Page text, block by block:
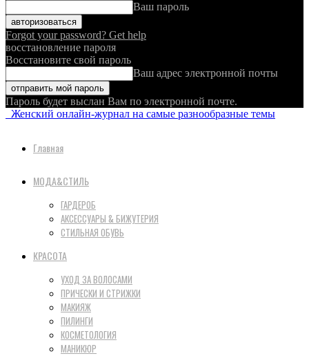
Ваш пароль
Forgot your password? Get help
восстановление пароля
Восстановите свой пароль
Ваш адрес электронной почты
Пароль будет выслан Вам по электронной почте.
Женский онлайн-журнал на самые разнообразные темы
Главная
МОДА&СТИЛЬ
ГАРДЕРОБ
АКСЕССУАРЫ & БИЖУТЕРИЯ
СТИЛЬНАЯ ОБУВЬ
КРАСОТА
УХОД ЗА ВОЛОСАМИ
ПРИЧЕСКИ И СТРИЖКИ
МАКИЯЖ
ПИЛИНГИ
КОСМЕТОЛОГИЯ
МАНИКЮР